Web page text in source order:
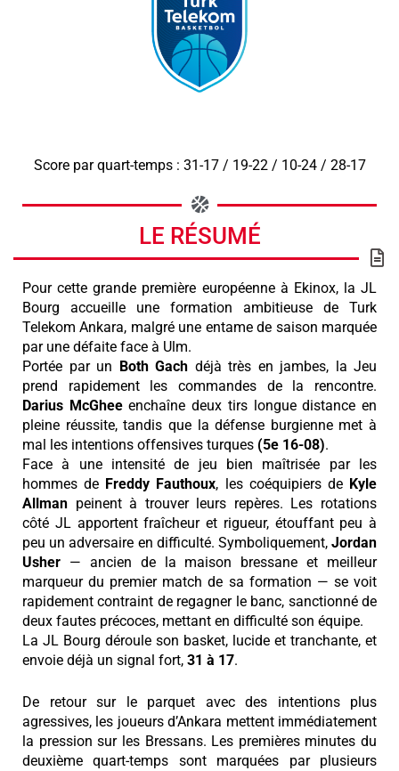
Score par quart-temps : 31-17 / 19-22 / 10-24 / 28-17
LE RÉSUMÉ
Pour cette grande première européenne à Ekinox, la JL
Bourg accueille une formation ambitieuse de Turk
Telekom Ankara, malgré une entame de saison marquée
par une défaite face à Ulm.
Portée par un
Both Gach déjà très en jambes, la Jeu
prend rapidement les commandes de la rencontre.
Darius McGheeenchaîne deux tirs longue distance en
pleine réussite, tandis que la défense burgienne met à
mal les intentions offensives turques (5e 16-08).
Face à une intensité de jeu bien maîtrisée par les
hommes de Freddy Fauthoux, les coéquipiers de Kyle
Allman peinent à trouver leurs repères. Les rotations
côté JL apportent fraîcheur et rigueur, étouffant peu à
peu un adversaire en difficulté. Symboliquement, Jordan
Usher — ancien de la maison bressane et meilleur
marqueur du premier match de sa formation — se voit
rapidement contraint de regagner le banc, sanctionné de
deux fautes précoces, mettant en difficulté son équipe.
La JL Bourg déroule son basket, lucide et tranchante, et
envoie déjà un signal fort, 31 à 17.
De retour sur le parquet avec des intentions plus
agressives, les joueurs d’Ankara mettent immédiatement
la pression sur les Bressans. Les premières minutes du
deuxième quart-temps sont marquées par plusieurs